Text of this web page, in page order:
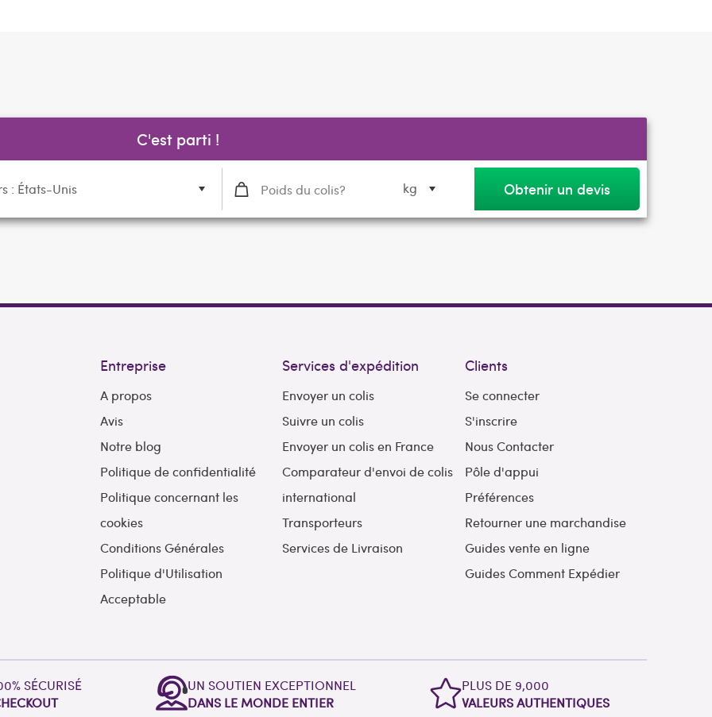
C'est parti !
: États-Unis kg Obtenir un devis
Entreprise
A propos
Avis
Notre blog
Politique de confidentialité
Politique concernant les
cookies
Conditions Générales
Politique d'Utilisation
Acceptable
Services d'expédition
Envoyer un colis
Suivre un colis
Envoyer un colis en France
Comparateur d'envoi de colis
international
Transporteurs
Services de Livraison
Clients
Se connecter
S'inscrire
Nous Contacter
Pôle d'appui
Préférences
Retourner une marchandise
Guides vente en ligne
Guides Comment Expédier
SÉCURISÉ
UN SOUTIEN EXCEPTIONNEL
DANS LE MONDE ENTIER
PLUS DE 9,000
VALEURS AUTHENTIQUES